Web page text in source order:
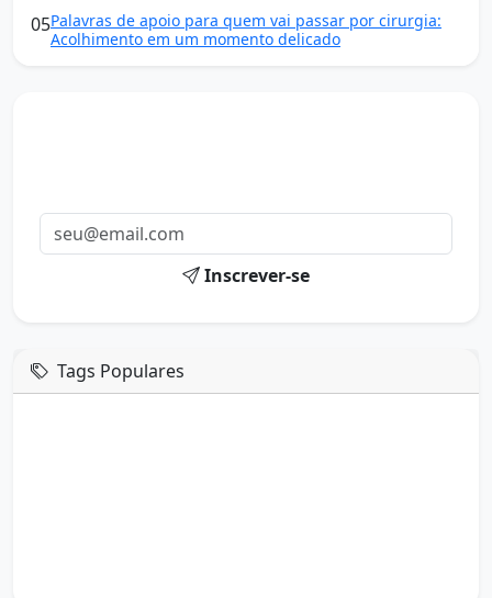
05Palavras de apoio para quem vai passar por cirurgia:
Acolhimento em um momento delicado
Inscrever-se
Tags Populares